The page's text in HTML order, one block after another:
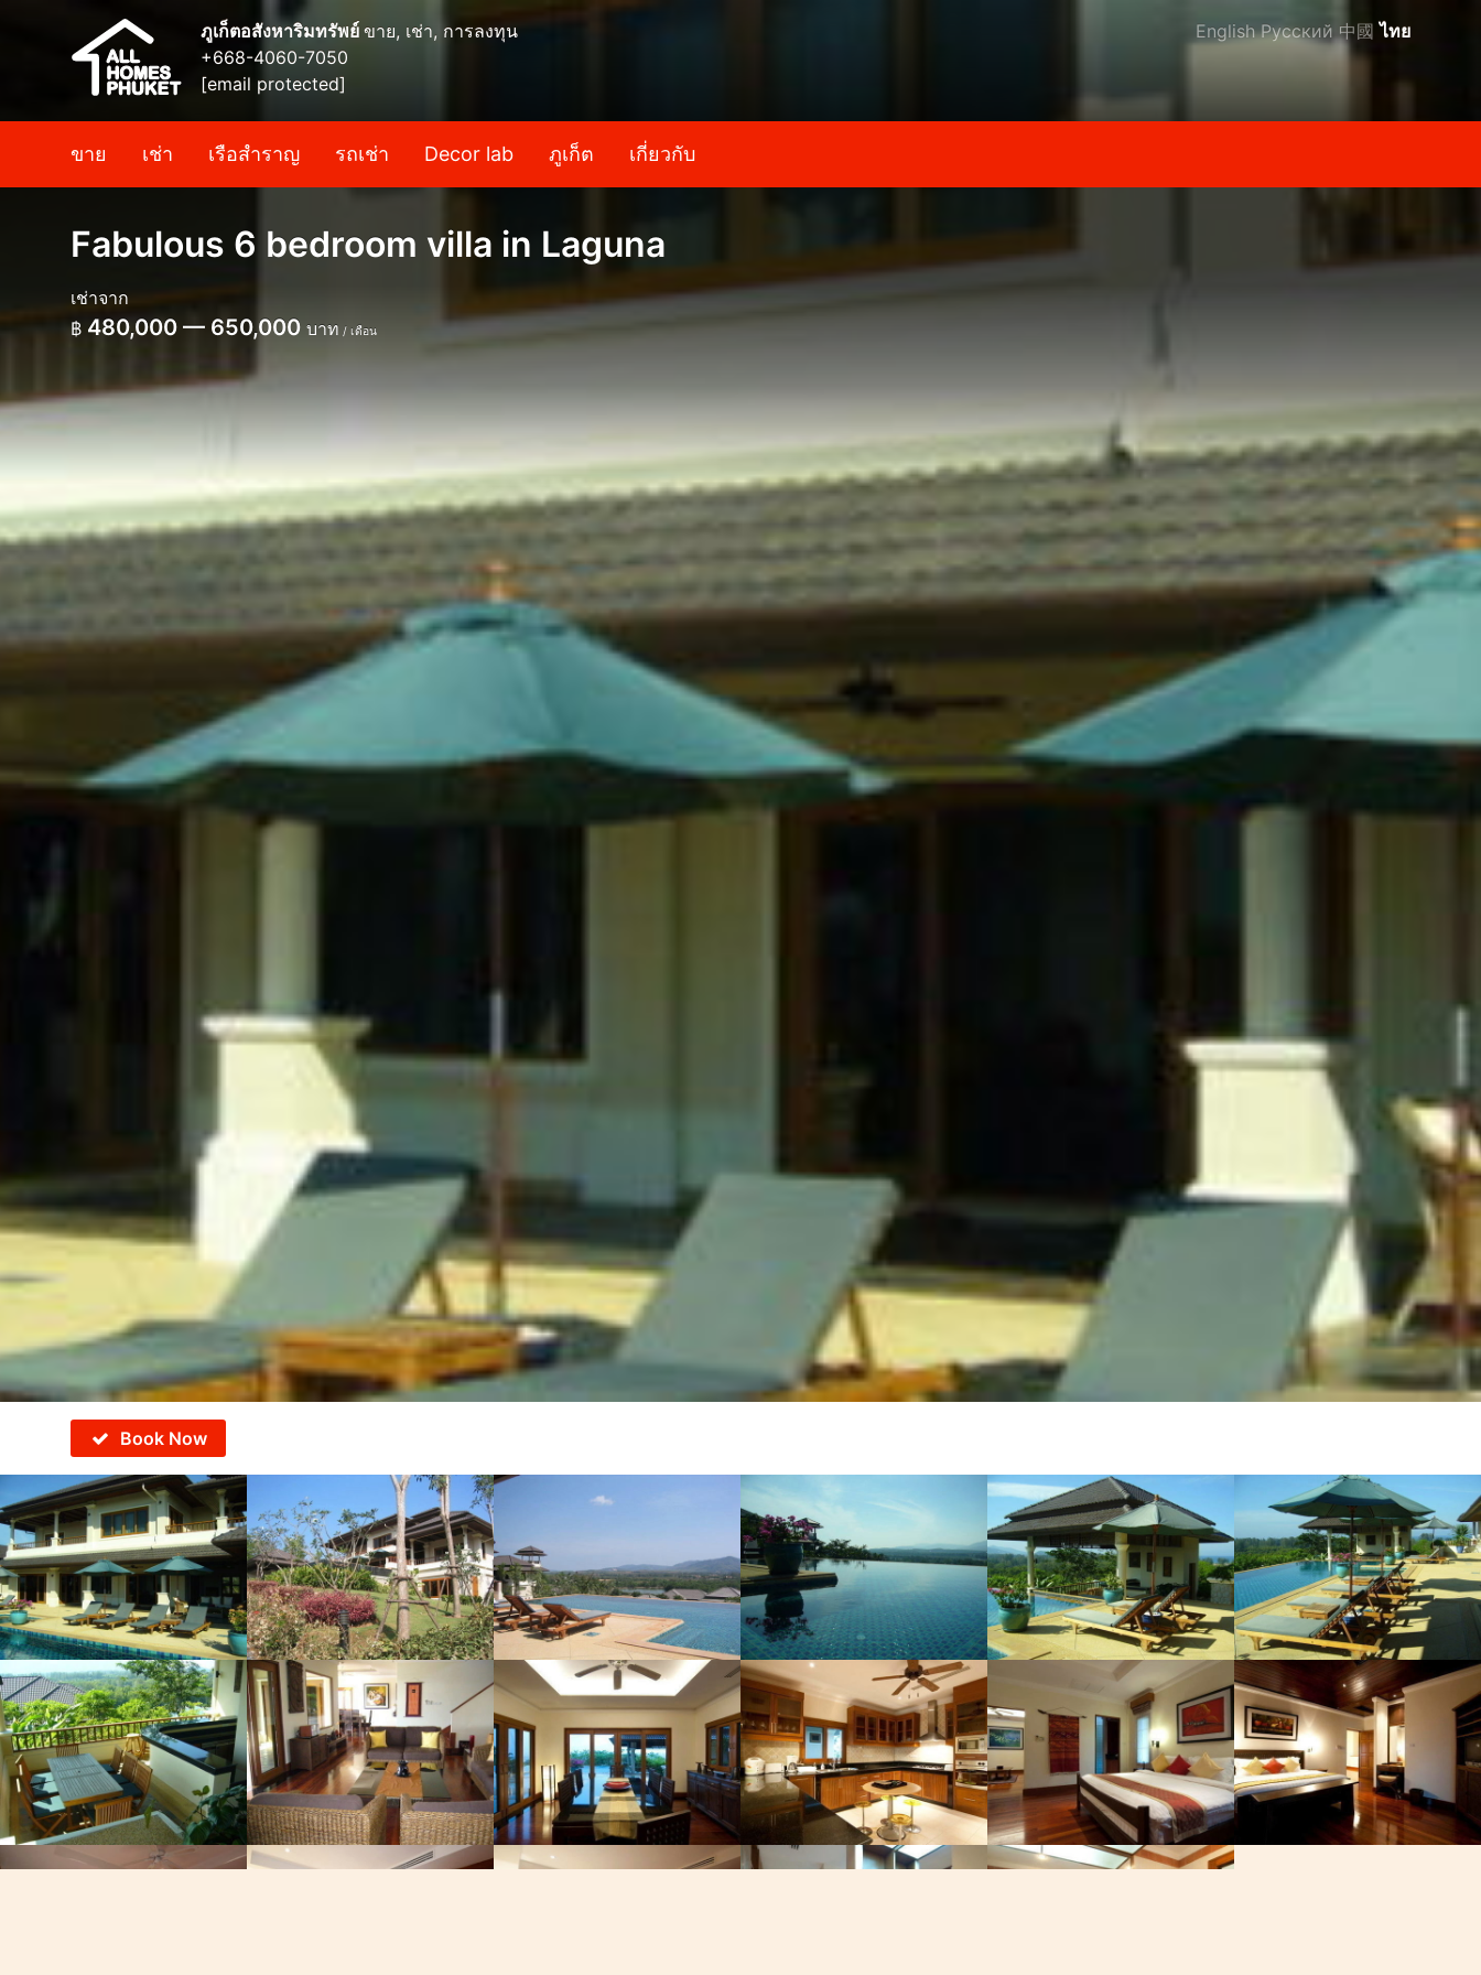
ภูเก็ตอสังหาริมทรัพย์ ขาย, เช่า, การลงทุน
+668-4060-7050
[email protected]
English Русский 中國 ไทย
ขาย เช่า เรือสำราญ รถเช่า Decor lab ภูเก็ต เกี่ยวกับ
Fabulous 6 bedroom villa in Laguna
เช่าจาก
฿ 480,000 — 650,000 บาท / เดือน
Book Now